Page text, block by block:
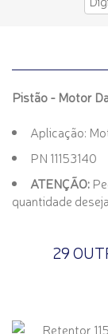
Pistão - Motor
Aplicação:
PN 11153140
ATENÇÃO:
quantidade
29